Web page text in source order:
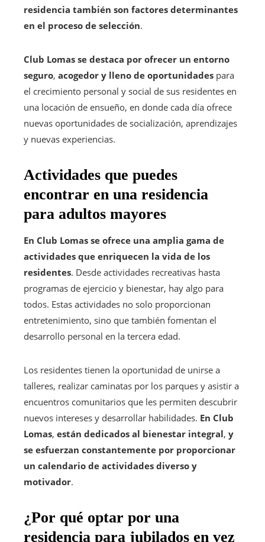
residencia también son factores determinantes
en el proceso de selección.
Club Lomas se destaca por ofrecer un entorno
seguro, acogedor y lleno de oportunidades para
el crecimiento personal y social de sus residentes en
una locación de ensueño, en donde cada día ofrece
nuevas oportunidades de socialización, aprendizajes
y nuevas experiencias.
Actividades que puedes
encontrar en una residencia
para adultos mayores
En Club Lomas se ofrece una amplia gama de
actividades que enriquecen la vida de los
residentes. Desde actividades recreativas hasta
programas de ejercicio y bienestar, hay algo para
todos. Estas actividades no solo proporcionan
entretenimiento, sino que también fomentan el
desarrollo personal en la tercera edad.
Los residentes tienen la oportunidad de unirse a
talleres, realizar caminatas por los parques y asistir a
encuentros comunitarios que les permiten descubrir
nuevos intereses y desarrollar habilidades. En Club
Lomas, están dedicados al bienestar integral, y
se esfuerzan constantemente por proporcionar
un calendario de actividades diverso y
motivador.
¿Por qué optar por una
residencia para jubilados en vez